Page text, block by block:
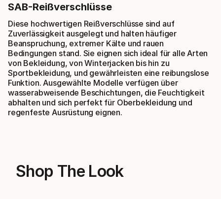
SAB-Reißverschlüsse
Diese hochwertigen Reißverschlüsse sind auf
Zuverlässigkeit ausgelegt und halten häufiger
Beanspruchung, extremer Kälte und rauen
Bedingungen stand. Sie eignen sich ideal für alle Arten
von Bekleidung, von Winterjacken bis hin zu
Sportbekleidung, und gewährleisten eine reibungslose
Funktion. Ausgewählte Modelle verfügen über
wasserabweisende Beschichtungen, die Feuchtigkeit
abhalten und sich perfekt für Oberbekleidung und
regenfeste Ausrüstung eignen.
Shop The Look